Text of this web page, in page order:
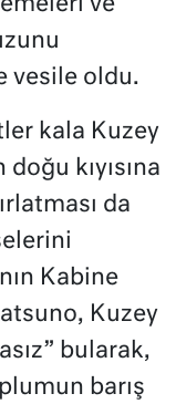
ve
vesile oldu.
kala Kuzey
doğu kıyısına
da
Kabine
Kuzey
bularak,
barış